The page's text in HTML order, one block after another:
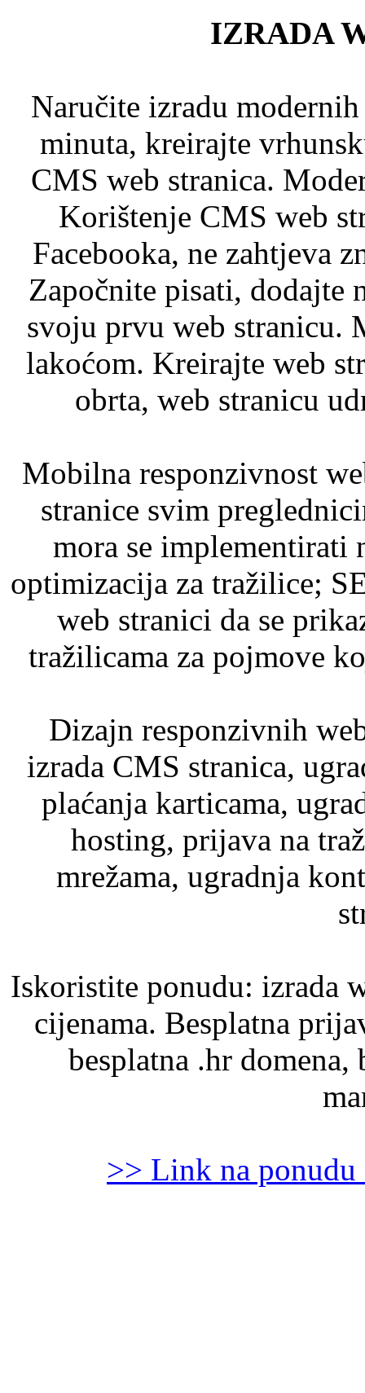
IZRADA
Naručite izradu
minuta, kreirajte
CMS web stranica.
Korištenje CMS web
Facebooka, ne zahtjeva
Započnite pisati,
svoju prvu web stranicu.
lakoćom. Kreirajte web
obrta, web stranicu
Mobilna responzivnost
stranice svim
mora se implementirati
optimizacija za tražilice;
web stranici da se
tražilicama za pojmove
Dizajn responzivnih
izrada CMS stranica,
plaćanja karticama,
hosting, prijava na
mrežama, ugradnja
Iskoristite ponudu: izrada
cijenama. Besplatna
besplatna .hr domena,
>> Link na ponudu